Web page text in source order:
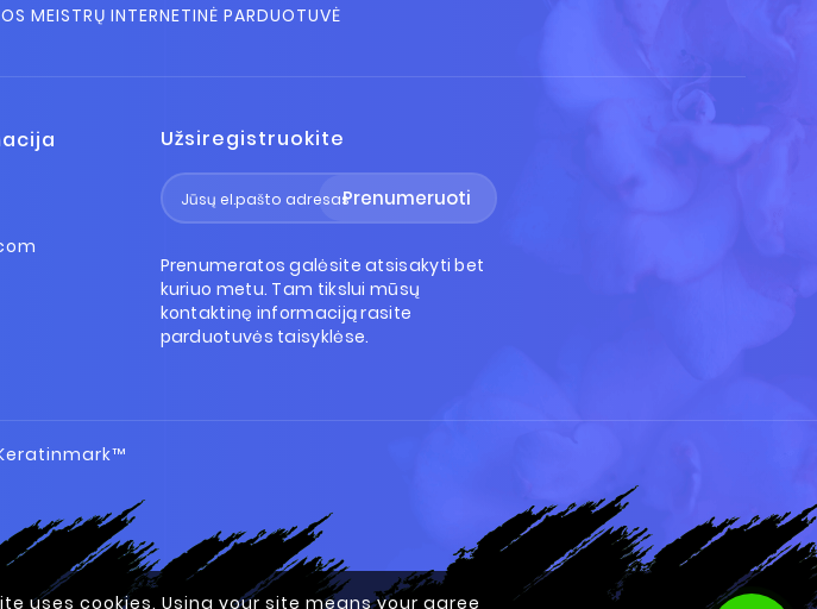
uses cookies. Using your site means your agree
MEISTRŲ INTERNETINĖ PARDUOTUVĖ
Užsiregistruokite
Prenumeruoti
Prenumeratos galėsite atsisakyti bet
kuriuo metu. Tam tikslui mūsų
kontaktinę informaciją rasite
parduotuvės taisyklėse.